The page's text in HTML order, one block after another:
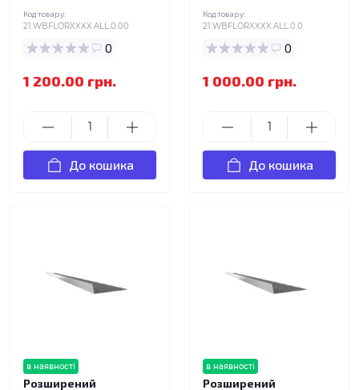
Код товару:
21.WBFLORXXXX.ALL.0.00
0
1 200.00 грн.
До кошика
Код товару:
21.WBFLORXXXX.ALL.0.0
0
1 000.00 грн.
До кошика
в наявності
Розширений
в наявності
Розширений